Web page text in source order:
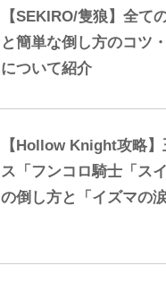
【SEKIRO/隻狼】全て
と簡単な倒し方のコツ
について紹介
【Hollow Knight攻略
ス「フンコロ騎士「ス
の倒し方と「イズマの